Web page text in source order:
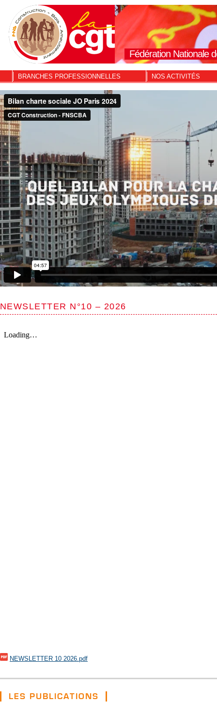
Fédération Nationale
BRANCHES PROFESSIONNELLES NOS ACTIVITÉS
NEWSLETTER N°10 – 2026
NEWSLETTER 10 2026.pdf
LES PUBLICATIONS